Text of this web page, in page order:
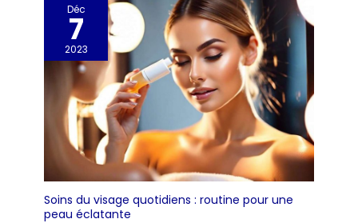
Déc
7
2023
Soins du visage quotidiens : routine pour une
peau éclatante